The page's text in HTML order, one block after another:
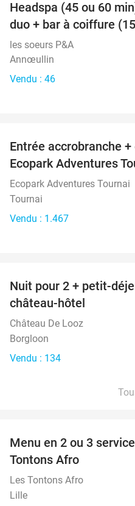
Headspa (45 ou 60
duo + bar à coiffure
les soeurs P&A
Annœullin
Vendu : 46
Entrée accrobranche
Ecopark Adventures
Ecopark Adventures Tournai
Tournai
Vendu : 1.467
Nuit pour 2 + petit-
château-hôtel
Château De Looz
Borgloon
Vendu : 134
Menu en 2 ou 3
Tontons Afro
Les Tontons Afro
Lille